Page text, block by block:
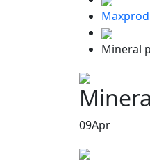
Mineral
09Apr